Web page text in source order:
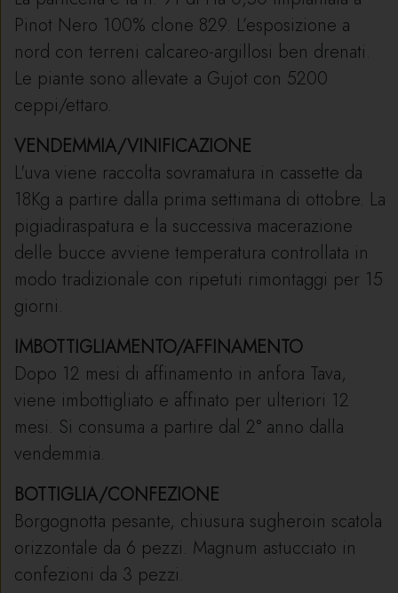
Pinot Nero 100% clone 829. L’esposizione a
nord con terreni calcareo-argillosi ben drenati.
Le piante sono allevate a Gujot con 5200
ceppi/ettaro.
VENDEMMIA/VINIFICAZIONE
L'uva viene raccolta sovramatura in cassette da
18Kg a partire dalla prima settimana di ottobre. La
pigiadiraspatura e la successiva macerazione
delle bucce avviene temperatura controllata in
modo tradizionale con ripetuti rimontaggi per 15
giorni.
IMBOTTIGLIAMENTO/AFFINAMENTO
Dopo 12 mesi di affinamento in anfora Tava,
viene imbottigliato e affinato per ulteriori 12
mesi. Si consuma a partire dal 2° anno dalla
vendemmia.
BOTTIGLIA/CONFEZIONE
Borgognotta pesante, chiusura sugheroin scatola
orizzontale da 6 pezzi. Magnum astucciato in
confezioni da 3 pezzi.